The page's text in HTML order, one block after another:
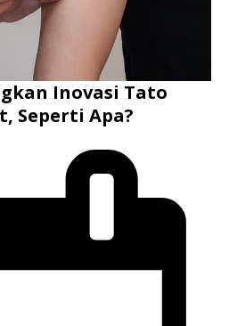
Inovasi Tato
Seperti Apa?